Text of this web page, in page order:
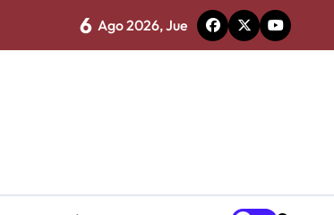
16 de mayo. ¡No te lo pierdas!
6 Ago 2026, Jue